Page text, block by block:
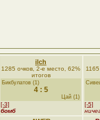
ilch
1285 очков, 2-е место, 62%
итогов
Бикбулатов (1)
4 : 5
Цай (1)
[-3]
бомб
[-5]